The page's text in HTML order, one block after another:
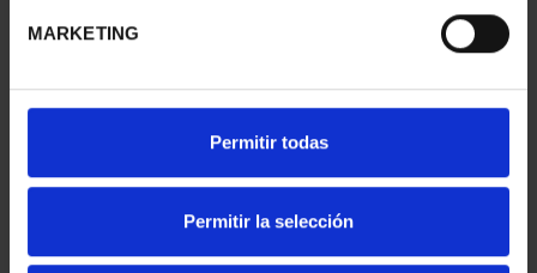
MARKETING
Permitir todas
Permitir la selección
CAPITALES DE
COMPLET...
3.796,00 €